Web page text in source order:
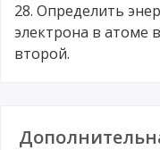
28. Определить
электрона в атоме
второй.